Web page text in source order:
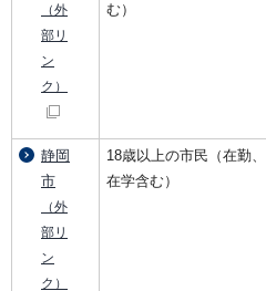
（外
部リ
ン
ク）
む）
静岡
市
（外
部リ
ン
ク）
18歳以上の市民（在勤、
在学含む）